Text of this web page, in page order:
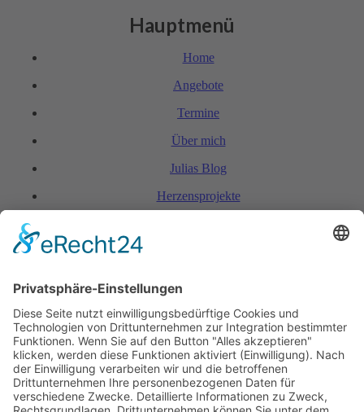
Hauptmenü
Home
Angebote
Termine
Über mich
Julias Blog
Herzensprojekte
Rechtliches
Hinweis zur Heilarbeit
Daten­schutz­er­klärung
Impressum
Spendenkonto Indien